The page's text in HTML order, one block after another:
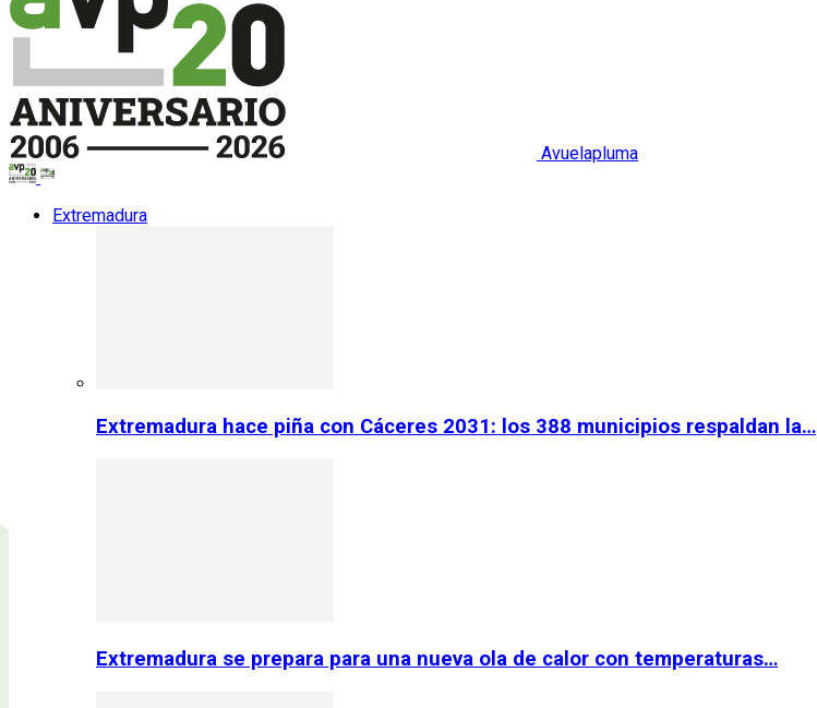
Avuelapluma
Extremadura
Extremadura hace piña con Cáceres 2031: los 388 municipios respaldan la…
Extremadura se prepara para una nueva ola de calor con temperaturas…